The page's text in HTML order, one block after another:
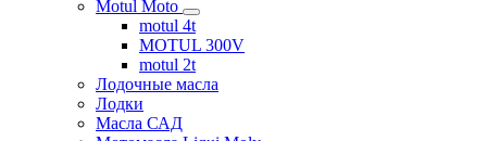
Motul Moto
motul 4t
MOTUL 300V
motul 2t
Лодочные масла
Лодки
Масла САД